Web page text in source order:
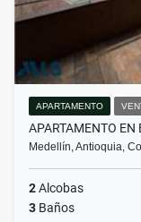
APARTAMENTO
APARTAMENTO EN
Medellín, Antioquia,
2Alcobas
3 Baños